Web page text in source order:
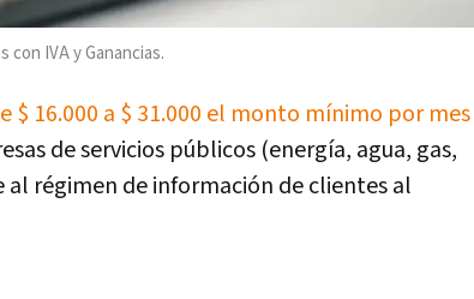
IVA y Ganancias.
$ 16.000 a $ 31.000 el monto mínimo por mes
de servicios públicos (energía, agua, gas,
régimen de información de clientes al